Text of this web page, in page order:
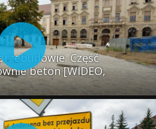
Część
beton [WIDEO,